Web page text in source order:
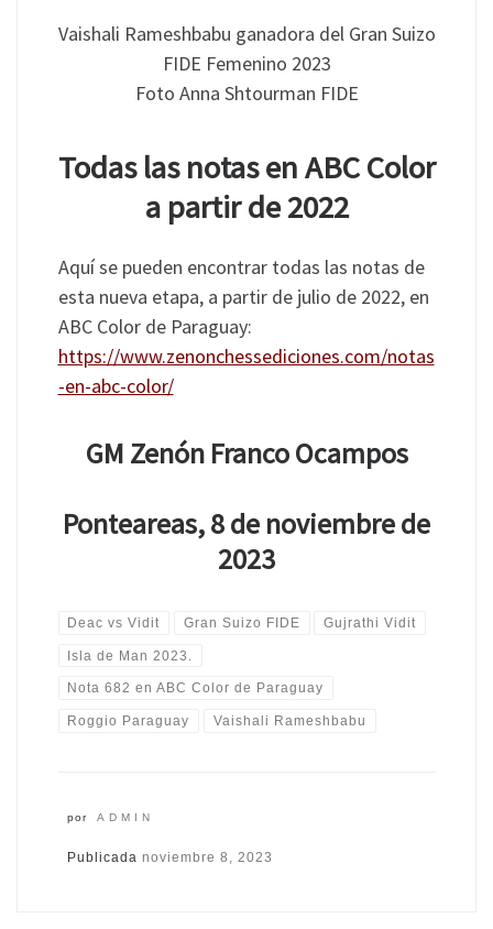
Vaishali Rameshbabu ganadora del Gran Suizo
FIDE Femenino 2023
Foto Anna Shtourman FIDE
Todas las notas en ABC Color
a partir de 2022
Aquí se pueden encontrar todas las notas de
esta nueva etapa, a partir de julio de 2022, en
ABC Color de Paraguay:
https://www.zenonchessediciones.com/notas
-en-abc-color/
GM Zenón Franco Ocampos
Ponteareas, 8 de noviembre de
2023
Deac vs Vidit Gran Suizo FIDE Gujrathi Vidit
Isla de Man 2023.
Nota 682 en ABC Color de Paraguay
Roggio Paraguay Vaishali Rameshbabu
por ADMIN
Publicada noviembre 8, 2023